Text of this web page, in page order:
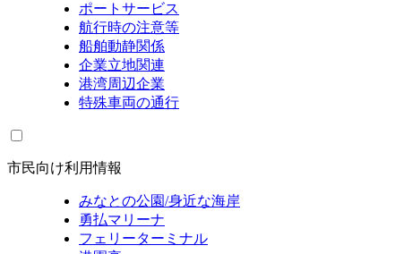
ポートサービス
航行時の注意等
船舶動静関係
企業立地関連
港湾周辺企業
特殊車両の通行
市民向け利用情報
みなとの公園/身近な海岸
勇払マリーナ
フェリーターミナル